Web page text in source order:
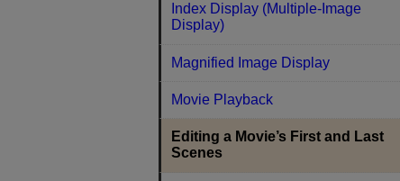
Index Display (Multiple-Image
Display)
Magnified Image Display
Movie Playback
Editing a Movie’s First and Last
Scenes